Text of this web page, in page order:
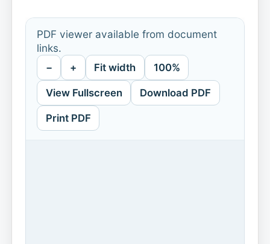
PDF viewer available from document
links.
− + Fit width 100%
View Fullscreen Download PDF
Print PDF